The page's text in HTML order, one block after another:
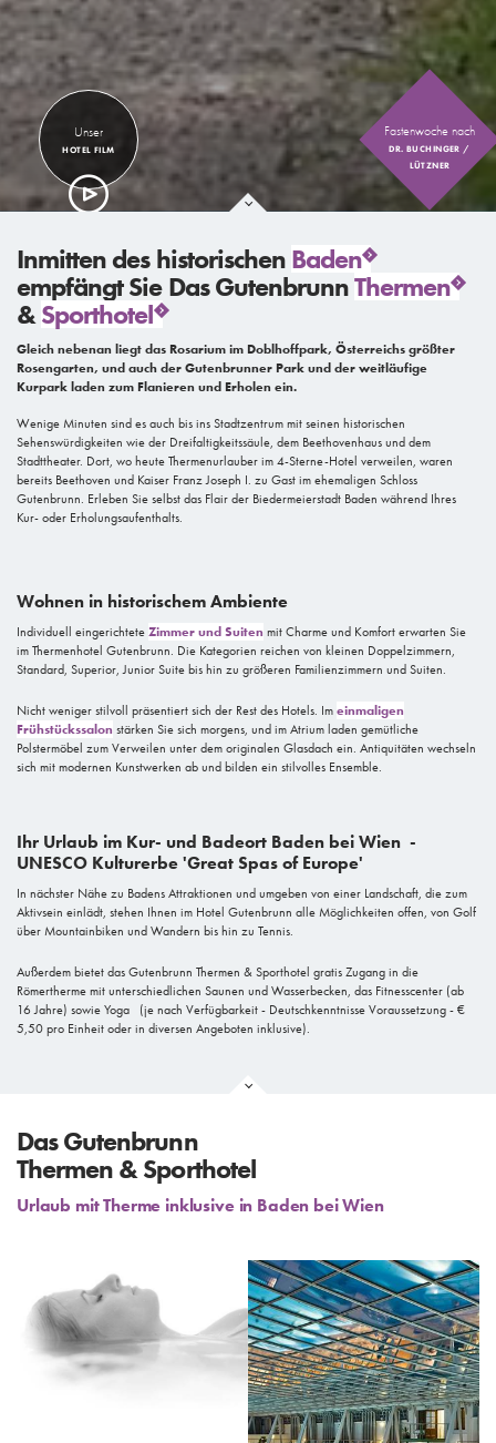
Unser
HOTEL FILM
Fastenwoche nach
DR. BUCHINGER /
LÜTZNER
Inmitten des historischenBaden
empfängt Sie Das GutenbrunnThermen
&Sporthotel
Gleich nebenan liegt das Rosarium im Doblhoffpark, Österreichs größter
Rosengarten, und auch der Gutenbrunner Park und der weitläufige
Kurpark laden zum Flanieren und Erholen ein.
Wenige Minuten sind es auch bis ins Stadtzentrum mit seinen historischen
Sehenswürdigkeiten wie der Dreifaltigkeitssäule, dem Beethovenhaus und dem
Stadttheater. Dort, wo heute Thermenurlauber im 4-Sterne-Hotel verweilen, waren
bereits Beethoven und Kaiser Franz Joseph I. zu Gast im ehemaligen Schloss
Gutenbrunn. Erleben Sie selbst das Flair der Biedermeierstadt Baden während Ihres
Kur- oder Erholungsaufenthalts.
Wohnen in historischem Ambiente
Individuell eingerichteteZimmer und Suiten mit Charme und Komfort erwarten Sie
im Thermenhotel Gutenbrunn. Die Kategorien reichen von kleinen Doppelzimmern,
Standard, Superior, Junior Suite bis hin zu größeren Familienzimmern und Suiten.
Nicht weniger stilvoll präsentiert sich der Rest des Hotels. Imeinmaligen
Frühstückssalon stärken Sie sich morgens, und im Atrium laden gemütliche
Polstermöbel zum Verweilen unter dem originalen Glasdach ein. Antiquitäten wechseln
sich mit modernen Kunstwerken ab und bilden ein stilvolles Ensemble.
Ihr Urlaub im Kur- und Badeort Baden bei Wien -
UNESCO Kulturerbe 'Great Spas of Europe'
In nächster Nähe zu Badens Attraktionen und umgeben von einer Landschaft, die zum
Aktivsein einlädt, stehen Ihnen im Hotel Gutenbrunn alle Möglichkeiten offen, von Golf
über Mountainbiken und Wandern bis hin zu Tennis.
Außerdem bietet das Gutenbrunn Thermen & Sporthotel gratis Zugang in die
Römertherme mit unterschiedlichen Saunen und Wasserbecken, das Fitnesscenter (ab
16 Jahre) sowie Yoga (je nach Verfügbarkeit - Deutschkenntnisse Voraussetzung - €
5,50 pro Einheit oder in diversen Angeboten inklusive).
Das Gutenbrunn
Thermen & Sporthotel
Urlaub mit Therme inklusive in Baden bei Wien